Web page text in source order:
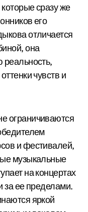
сразу же
его
отличается
она
реальность,
чувств и
ограничиваются
и фестивалей,
музыкальные
на концертах
за ее пределами.
яркой